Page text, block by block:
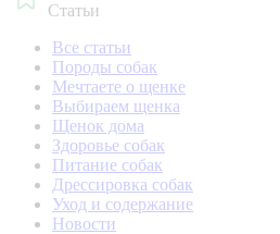
Статьи
Все статьи
Породы собак
Мечтаете о щенке
Выбираем щенка
Щенок дома
Здоровье собак
Питание собак
Дрессировка собак
Уход и содержание
Новости